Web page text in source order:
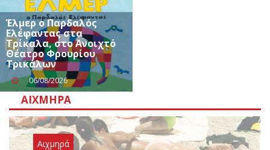
Έλμερ ο Παρδαλός
Ελέφαντας στα
Τρίκαλα, στο Ανοιχτό
Θέατρο Φρουρίου
Τρικάλων
06/08/2026
ΑΙΧΜΗΡΆ
Αιχμηρά